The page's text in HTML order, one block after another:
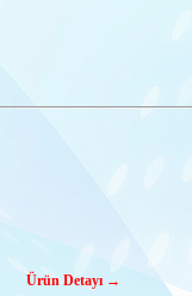
Ürün Detayı →